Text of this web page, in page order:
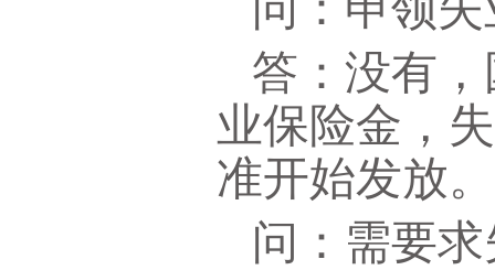
答：没有
业保险金，
准开始发放。
问：需要